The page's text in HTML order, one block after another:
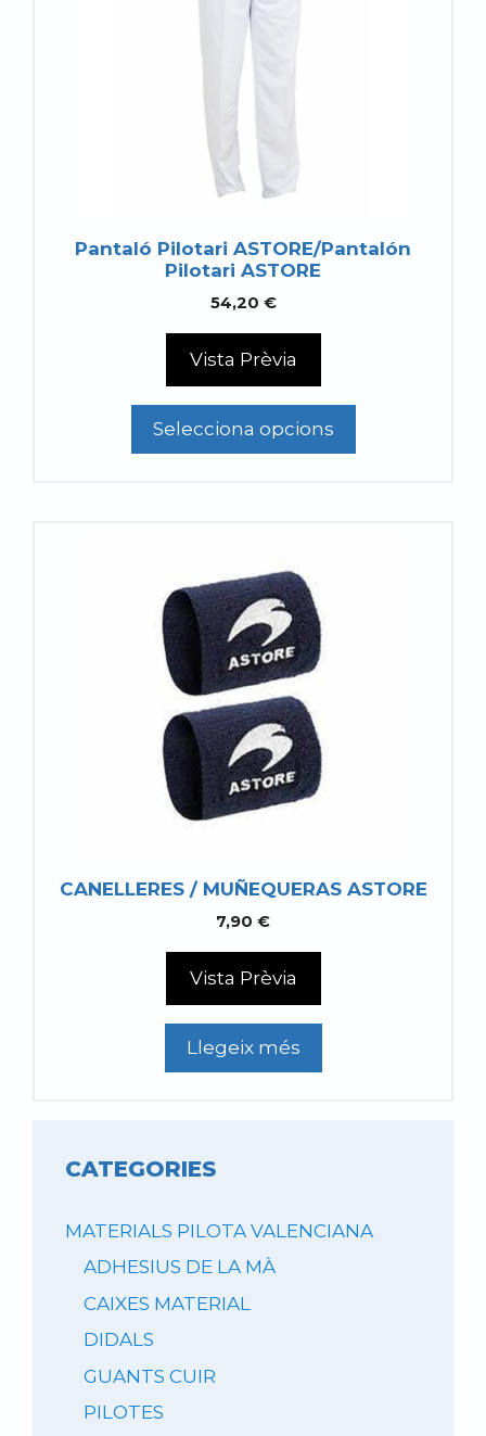
Pantaló Pilotari ASTORE/Pantalón
Pilotari ASTORE
54,20 €
Vista Prèvia
Selecciona opcions
CANELLERES / MUÑEQUERAS ASTORE
7,90 €
Vista Prèvia
Llegeix més
CATEGORIES
MATERIALS PILOTA VALENCIANA
ADHESIUS DE LA MÀ
CAIXES MATERIAL
DIDALS
GUANTS CUIR
PILOTES